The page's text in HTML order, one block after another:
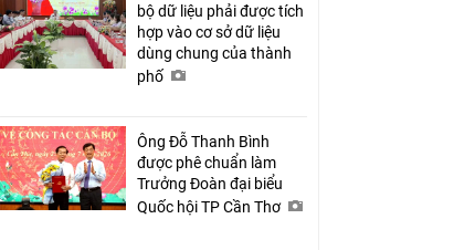
bộ dữ liệu phải được tích
hợp vào cơ sở dữ liệu
dùng chung của thành
phố
Ông Đỗ Thanh Bình
được phê chuẩn làm
Trưởng Đoàn đại biểu
Quốc hội TP Cần Thơ